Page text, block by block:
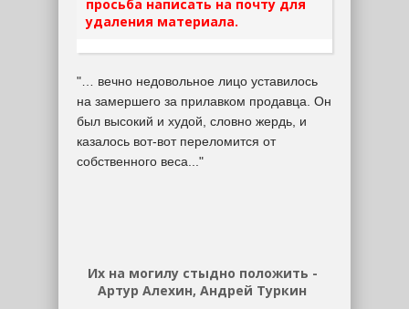
просьба написать на почту для
удаления материала.
"… вечно недовольное лицо уставилось
на замершего за прилавком продавца. Он
был высокий и худой, словно жердь, и
казалось вот-вот переломится от
собственного веса..."
Их на могилу стыдно положить -
Артур Алехин, Андрей Туркин